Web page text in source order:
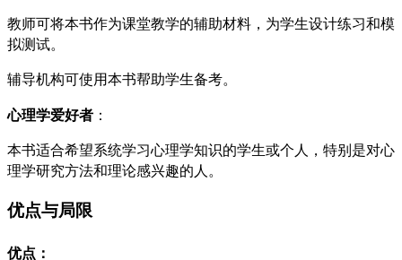
教师可将本书作为课堂教学的辅助材料，为学生设计练习和模
拟测试。
辅导机构可使用本书帮助学生备考。
心理学爱好者 ：
本书适合希望系统学习心理学知识的学生或个人，特别是对心
理学研究方法和理论感兴趣的人。
优点与局限
优点 ：